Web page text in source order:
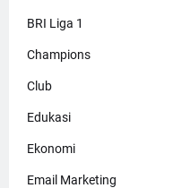
BRI Liga 1
Champions
Club
Edukasi
Ekonomi
Email Marketing